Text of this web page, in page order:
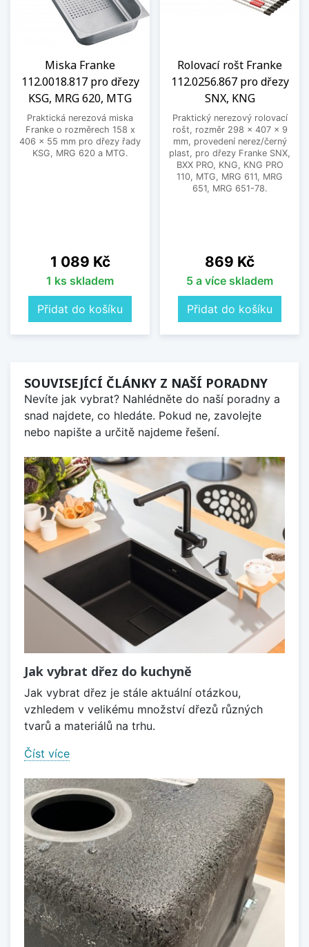
Miska Franke
112.0018.817 pro dřezy
KSG, MRG 620, MTG
Praktická nerezová miska
Franke o rozměrech 158 x
406 x 55 mm pro dřezy řady
KSG, MRG 620 a MTG.
Cena
1 089 Kč
1 ks skladem
Přidat do košíku
Rolovací rošt Franke
112.0256.867 pro dřezy
SNX, KNG
Praktický nerezový rolovací
rošt, rozměr 298 x 407 x 9
mm, provedení nerez/černý
plast, pro dřezy Franke SNX,
BXX PRO, KNG, KNG PRO
110, MTG, MRG 611, MRG
651, MRG 651-78.
Cena
869 Kč
5 a více skladem
Přidat do košíku
SOUVISEJÍCÍ ČLÁNKY Z NAŠÍ PORADNY
Nevíte jak vybrat? Nahlédněte do naší poradny a
snad najdete, co hledáte. Pokud ne, zavolejte
nebo napište a určitě najdeme řešení.
Jak vybrat dřez do kuchyně
Jak vybrat dřez je stále aktuální otázkou,
vzhledem v velikému množství dřezů různých
tvarů a materiálů na trhu.
Číst více